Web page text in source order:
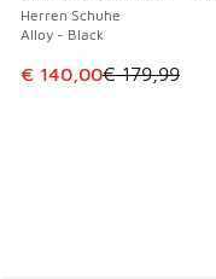
Herren Schuhe
Alloy - Black
Dieser Artikel ist im
€ 140,00€ 179,99